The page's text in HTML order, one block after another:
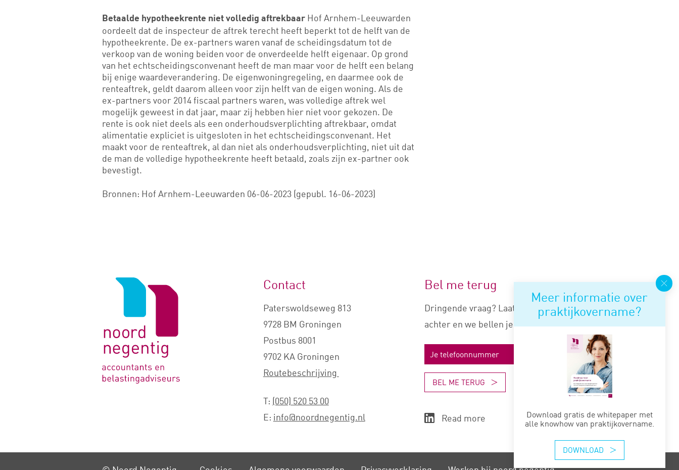
Betaalde hypotheekrente niet volledig aftrekbaar Hof Arnhem-Leeuwarden
oordeelt dat de inspecteur de aftrek terecht heeft beperkt tot de helft van de
hypotheekrente. De ex-partners waren vanaf de scheidingsdatum tot de
verkoop van de woning beiden voor de onverdeelde helft eigenaar. Op grond
van het echtscheidingsconvenant heeft de man maar voor de helft een belang
bij enige waardeverandering. De eigenwoningregeling, en daarmee ook de
renteaftrek, geldt daarom alleen voor zijn helft van de eigen woning. Als de
ex-partners voor 2014 fiscaal partners waren, was volledige aftrek wel
mogelijk geweest in dat jaar, maar zij hebben hier niet voor gekozen. De
rente is ook niet deels als een onderhoudsverplichting aftrekbaar, omdat
alimentatie expliciet is uitgesloten in het echtscheidingsconvenant. Het
maakt voor de renteaftrek, al dan niet als onderhoudsverplichting, niet uit dat
de man de volledige hypotheekrente heeft betaald, zoals zijn ex-partner ook
bevestigt.
Bronnen: Hof Arnhem-Leeuwarden 06-06-2023 (gepubl. 16-06-2023)
Meer informatie over
praktijkovername?
Download gratis de whitepaper met
alle knowhow van praktijkovername.
DOWNLOAD
Logo
Contact
Paterswoldseweg 813
9728 BM Groningen
Postbus 8001
9702 KA Groningen
Routebeschrijving
T: (050) 520 53 00
E: info@noordnegentig.nl
Bel me terug
Dringende vraag? Laat je nummer
achter en we bellen je snel terug.
BEL ME TERUG
Read more